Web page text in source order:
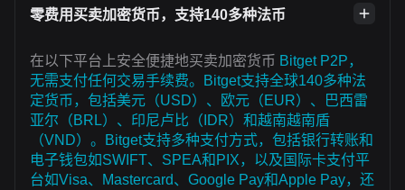
零费用买卖加密货币，支持140多种法币
在以下平台上安全便捷地买卖加密货币 Bitget P2P，
无需支付任何交易手续费。Bitget支持全球140多种法
定货币，包括美元（USD）、欧元（EUR）、巴西雷
亚尔（BRL）、印尼卢比（IDR）和越南越南盾
（VND）。Bitget支持多种支付方式，包括银行转账和
电子钱包如SWIFT、SPEA和PIX，以及国际卡支付平
台如Visa、Mastercard、Google Pay和Apple Pay，还